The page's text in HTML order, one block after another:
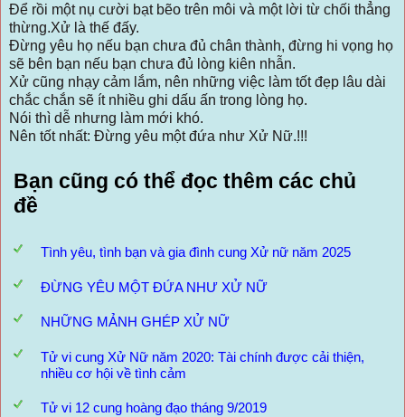
Để rồi một nụ cười bạt bẽo trên môi và một lời từ chối thẳng
thừng.Xử là thế đấy.
Đừng yêu họ nếu bạn chưa đủ chân thành, đừng hi vọng họ
sẽ bên bạn nếu bạn chưa đủ lòng kiên nhẫn.
Xử cũng nhạy cảm lắm, nên những việc làm tốt đẹp lâu dài
chắc chắn sẽ ít nhiều ghi dấu ấn trong lòng họ.
Nói thì dễ nhưng làm mới khó.
Nên tốt nhất: Đừng yêu một đứa như Xử Nữ.!!!
Bạn cũng có thể đọc thêm các chủ
đề
Tình yêu, tình bạn và gia đình cung Xử nữ năm 2025
ĐỪNG YÊU MỘT ĐỨA NHƯ XỬ NỮ
NHỮNG MẢNH GHÉP XỬ NỮ
Tử vi cung Xử Nữ năm 2020: Tài chính được cải thiện,
nhiều cơ hội về tình cảm
Tử vi 12 cung hoàng đạo tháng 9/2019